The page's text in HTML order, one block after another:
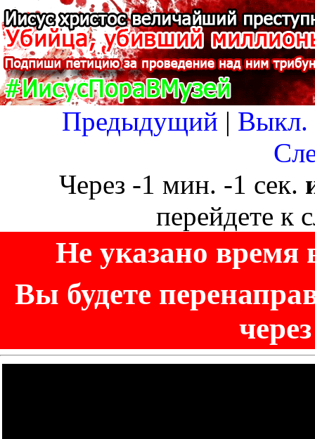
Предыдущий | Выкл.
Через -1 мин. -1 сек.
перейдете к
Не указано время
Вы будете